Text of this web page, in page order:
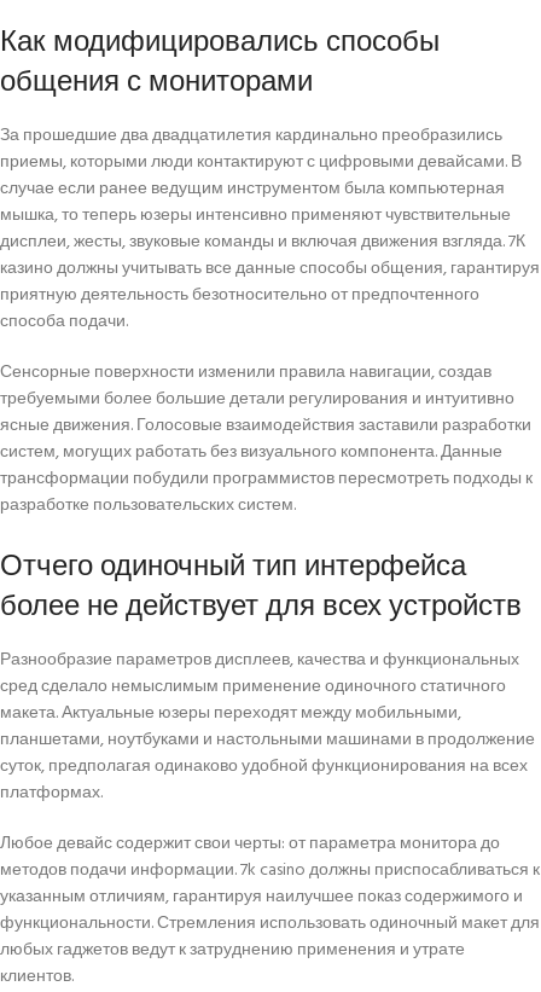
Как модифицировались способы
общения с мониторами
За прошедшие два двадцатилетия кардинально преобразились
приемы, которыми люди контактируют с цифровыми девайсами. В
случае если ранее ведущим инструментом была компьютерная
мышка, то теперь юзеры интенсивно применяют чувствительные
дисплеи, жесты, звуковые команды и включая движения взгляда. 7К
казино должны учитывать все данные способы общения, гарантируя
приятную деятельность безотносительно от предпочтенного
способа подачи.
Сенсорные поверхности изменили правила навигации, создав
требуемыми более большие детали регулирования и интуитивно
ясные движения. Голосовые взаимодействия заставили разработки
систем, могущих работать без визуального компонента. Данные
трансформации побудили программистов пересмотреть подходы к
разработке пользовательских систем.
Отчего одиночный тип интерфейса
более не действует для всех устройств
Разнообразие параметров дисплеев, качества и функциональных
сред сделало немыслимым применение одиночного статичного
макета. Актуальные юзеры переходят между мобильными,
планшетами, ноутбуками и настольными машинами в продолжение
суток, предполагая одинаково удобной функционирования на всех
платформах.
Любое девайс содержит свои черты: от параметра монитора до
методов подачи информации. 7k casino должны приспосабливаться к
указанным отличиям, гарантируя наилучшее показ содержимого и
функциональности. Стремления использовать одиночный макет для
любых гаджетов ведут к затруднению применения и утрате
клиентов.